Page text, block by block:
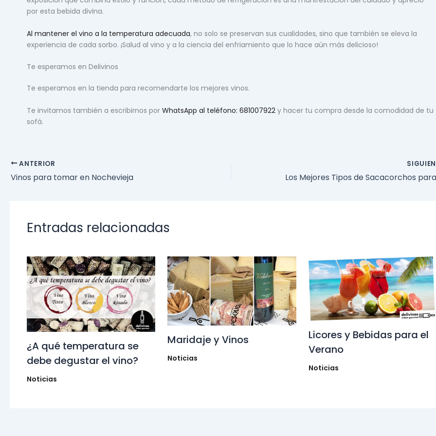
por esta bebida divina.
Al mantener el vino a la temperatura adecuada, no solo se preservan sus cualidades, sino que también se eleva la
experiencia de cada sorbo. ¡Salud al vino y a la ciencia del enfriamiento que lo hace aún más delicioso!
Te esperamos en Delivinos
Te esperamos en la tienda para recomendarte los mejores vinos.
Te invitamos también a escribirnos por WhatsApp al teléfono: 681007922 y hacer tu compra desde la comodidad de tu
sofá.
ANTERIOR
Vinos para tomar en Nochevieja
Entradas relacionadas
¿A qué temperatura se
debe degustar el vino?
Noticias
Maridaje y Vinos
Noticias
Licores y Bebidas para el
Verano
Noticias